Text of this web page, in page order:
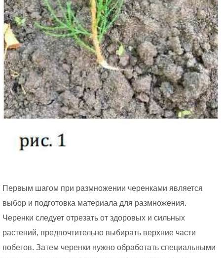
Первым шагом при размножении черенками является
выбор и подготовка материала для размножения.
Черенки следует отрезать от здоровых и сильных
растений, предпочтительно выбирать верхние части
побегов. Затем черенки нужно обработать специальными